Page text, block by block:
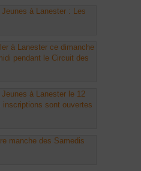
à Lanester : Les
à Lanester ce dimanche
pendant le Circuit des
à Lanester le 12
inscriptions sont ouvertes
manche des Samedis